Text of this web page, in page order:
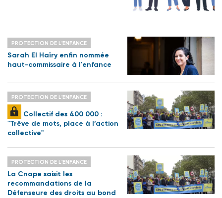
PROTECTION DE L'ENFANCE
Sarah El Haïry enfin nommée
haut-commissaire à l'enfance
PROTECTION DE L'ENFANCE
Collectif des 400 000 :
"Trêve de mots, place à l’action
collective"
PROTECTION DE L'ENFANCE
La Cnape saisit les
recommandations de la
Défenseure des droits au bond